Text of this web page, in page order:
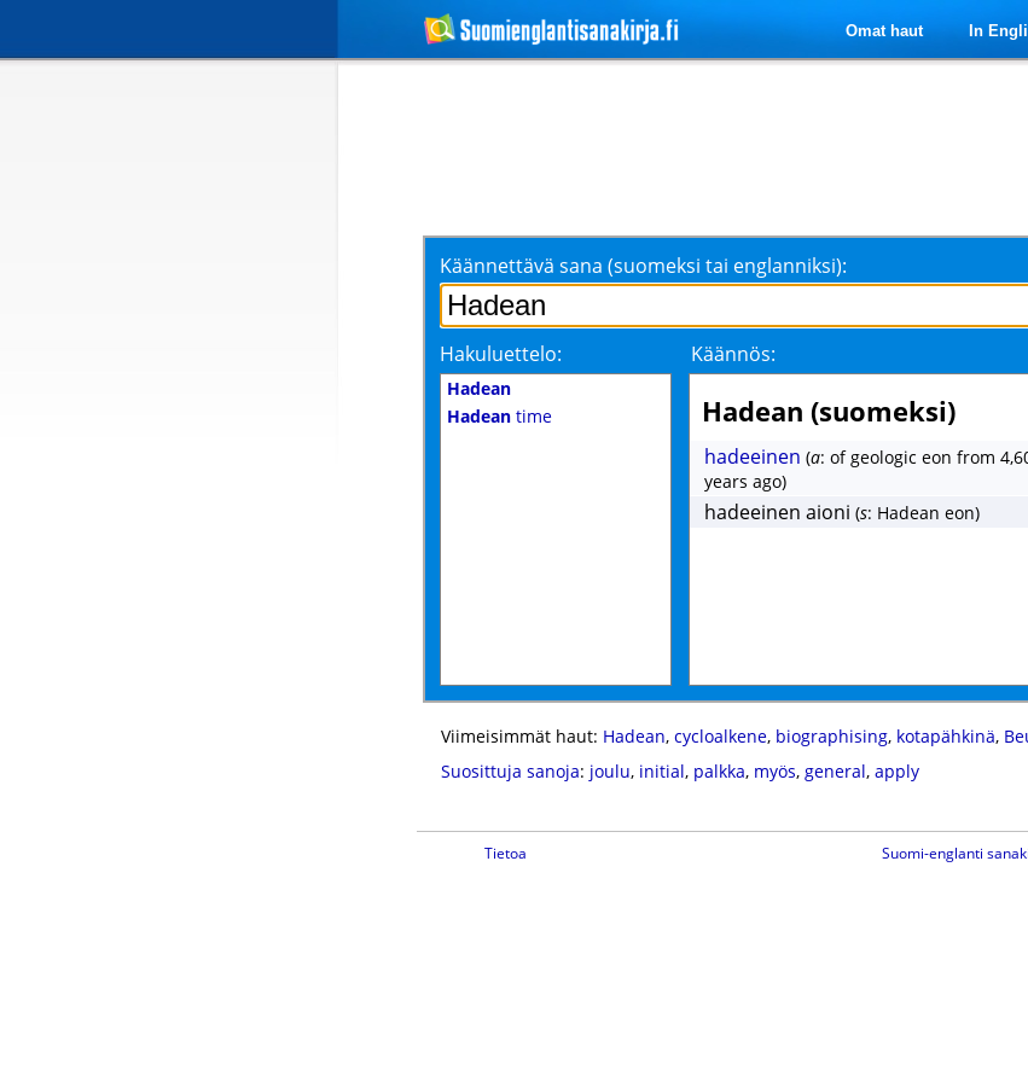
Omat haut In
Käännettävä sana (suomeksi tai englanniksi):
Hakuluettelo: Käännös:
Hadean
Hadean time Hadean (suomeksi)
hadeeinen (a: of geologic eon from
years ago)
hadeeinen aioni (s: Hadean eon)
Viimeisimmät haut: Hadean, cycloalkene, biographising, kotapähkinä,
Suosittuja sanoja: joulu, initial, palkka, myös, general, apply
Tietoa Suomi-englanti